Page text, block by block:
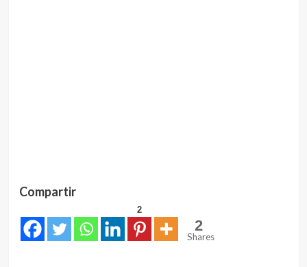
Compartir
2
2
Shares